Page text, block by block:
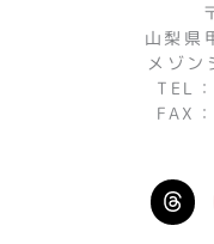
山梨県
メゾ
TEL
FAX